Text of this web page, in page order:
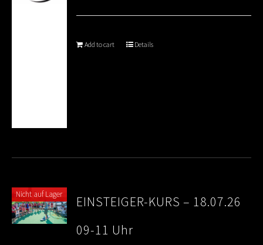
Add to cart Details
Nicht auf Lager
EINSTEIGER-KURS – 18.07.26
09-11 Uhr